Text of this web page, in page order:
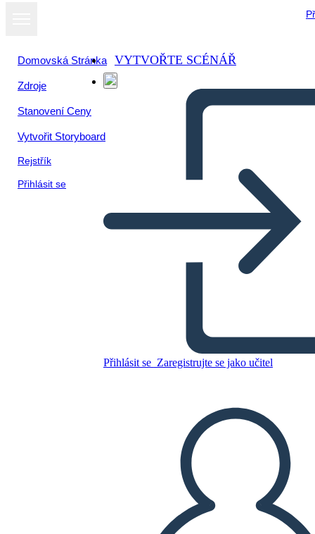
Domovská Stránka
Zdroje
Stanovení Ceny
Vytvořit Storyboard
Rejstřík
Přihlásit se
VYTVOŘTE SCÉNÁŘ
Přihlásit se Zaregistrujte se jako učitel
Bokomslagsplakat 1
Zkopírujte tento scénář
VYTVOŘIT STORYBOARD